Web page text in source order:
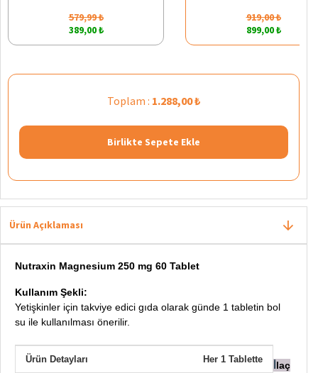
579,99 ₺
389,00 ₺
919,00 ₺
899,00 ₺
Toplam : 1.288,00 ₺
Birlikte Sepete Ekle
Ürün Açıklaması
Nutraxin Magnesium 250 mg 60 Tablet
Kullanım Şekli:
Yetişkinler için takviye edici gıda olarak günde 1 tabletin bol
su ile kullanılması önerilir.
Ürün Detayları Her 1 Tablette
İlaç